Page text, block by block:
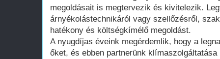
megoldásait is megtervezik és kivitelezik.
árnyékolástechnikáról vagy szellőzésről,
hatékony és költségkímélő megoldást.
A nyugdíjas éveink megérdemlik, hogy a
őket, és ebben partnerünk